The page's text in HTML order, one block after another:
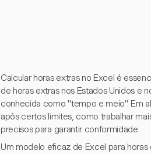
Calcular horas extras no Excel é
de horas extras nos Estados Unidos e
conhecida como "tempo e meio". Em
após certos limites, como trabalhar
precisos para garantir conformidade.
Um modelo eficaz de Excel para